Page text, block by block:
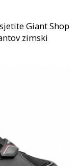
Giant Shop
zimski